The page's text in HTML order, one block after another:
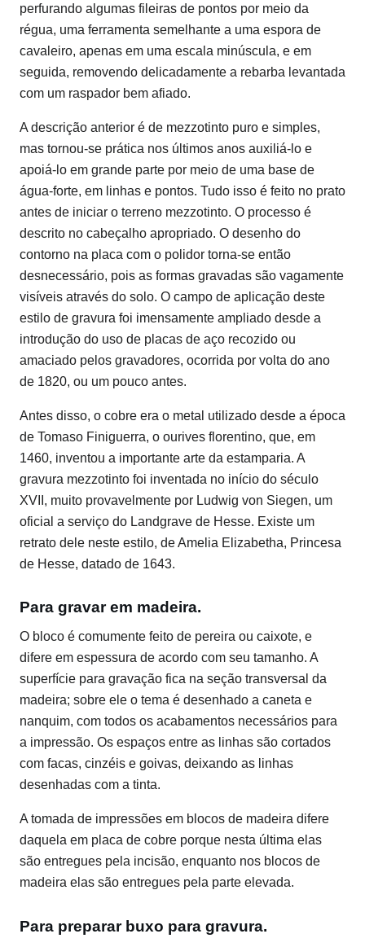
perfurando algumas fileiras de pontos por meio da
régua, uma ferramenta semelhante a uma espora de
cavaleiro, apenas em uma escala minúscula, e em
seguida, removendo delicadamente a rebarba levantada
com um raspador bem afiado.
A descrição anterior é de mezzotinto puro e simples,
mas tornou-se prática nos últimos anos auxiliá-lo e
apoiá-lo em grande parte por meio de uma base de
água-forte, em linhas e pontos. Tudo isso é feito no prato
antes de iniciar o terreno mezzotinto. O processo é
descrito no cabeçalho apropriado. O desenho do
contorno na placa com o polidor torna-se então
desnecessário, pois as formas gravadas são vagamente
visíveis através do solo. O campo de aplicação deste
estilo de gravura foi imensamente ampliado desde a
introdução do uso de placas de aço recozido ou
amaciado pelos gravadores, ocorrida por volta do ano
de 1820, ou um pouco antes.
Antes disso, o cobre era o metal utilizado desde a época
de Tomaso Finiguerra, o ourives florentino, que, em
1460, inventou a importante arte da estamparia. A
gravura mezzotinto foi inventada no início do século
XVII, muito provavelmente por Ludwig von Siegen, um
oficial a serviço do Landgrave de Hesse. Existe um
retrato dele neste estilo, de Amelia Elizabetha, Princesa
de Hesse, datado de 1643.
Para gravar em madeira.
O bloco é comumente feito de pereira ou caixote, e
difere em espessura de acordo com seu tamanho. A
superfície para gravação fica na seção transversal da
madeira; sobre ele o tema é desenhado a caneta e
nanquim, com todos os acabamentos necessários para
a impressão. Os espaços entre as linhas são cortados
com facas, cinzéis e goivas, deixando as linhas
desenhadas com a tinta.
A tomada de impressões em blocos de madeira difere
daquela em placa de cobre porque nesta última elas
são entregues pela incisão, enquanto nos blocos de
madeira elas são entregues pela parte elevada.
Para preparar buxo para gravura.